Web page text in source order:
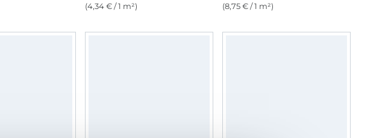
(4,34 € / 1 m²) (8,75 € / 1 m²)